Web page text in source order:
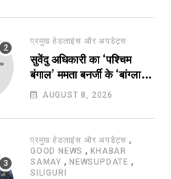
प्रमुख हेडलाइंस और अपडेट्स
सुवेंदु अधिकारी का ‘पश्चिम
बंगाल’ ममता बनर्जी के ‘बांग्ला’
पर भारी!
AUGUST 8, 2026
प्रमुख हेडलाइंस और अपडेट्स ,
GOOD NEWS ,KHABAR
SAMAY , NEWSUPDATE ,
SILIGURI